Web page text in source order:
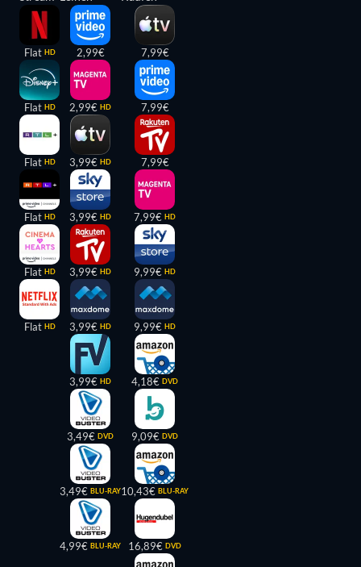
Flat HD
Flat HD
Flat HD
Flat HD
Flat HD
Flat HD
2,99€
2,99€ HD
3,99€ HD
3,99€ HD
3,99€ HD
3,99€ HD
3,99€ HD
3,49€ DVD
3,49€ BLU-RAY
4,99€ BLU-RAY
7,99€
7,99€
7,99€
7,99€ HD
9,99€ HD
9,99€ HD
4,18€ DVD
9,09€ DVD
10,43€ BLU-RAY
16,89€ DVD